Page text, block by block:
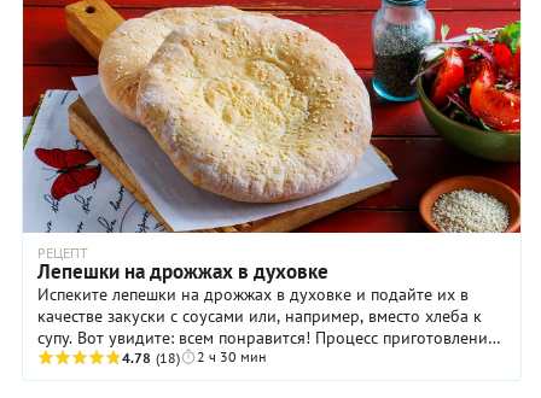
РЕЦЕПТ
Лепешки на дрожжах в духовке
Испеките лепешки на дрожжах в духовке и подайте их в
качестве закуски с соусами или, например, вместо хлеба к
супу. Вот увидите: всем понравится! Процесс приготовления
лепешек достаточно прост, ...
4.78 (18) 2 ч 30 мин